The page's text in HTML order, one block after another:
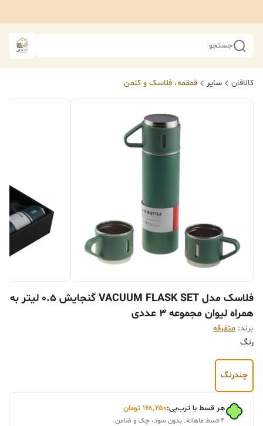
جستجو
کالافان سایر قمقمه، فلاسک و کلمن
فلاسک مدل VACUUM FLASK SET گنجایش 0.5 لیتر به
همراه لیوان مجموعه 3 عددی
برند: متفرقه
رنگ
چندرنگ
هر قسط با ترب‌پی:۱۶۸٬۲۵۰ تومان
۴ قسط ماهانه. بدون سود، چک و ضامن.